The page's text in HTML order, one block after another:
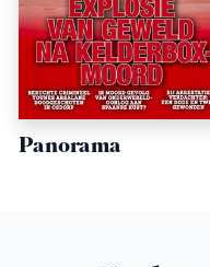
Panorama